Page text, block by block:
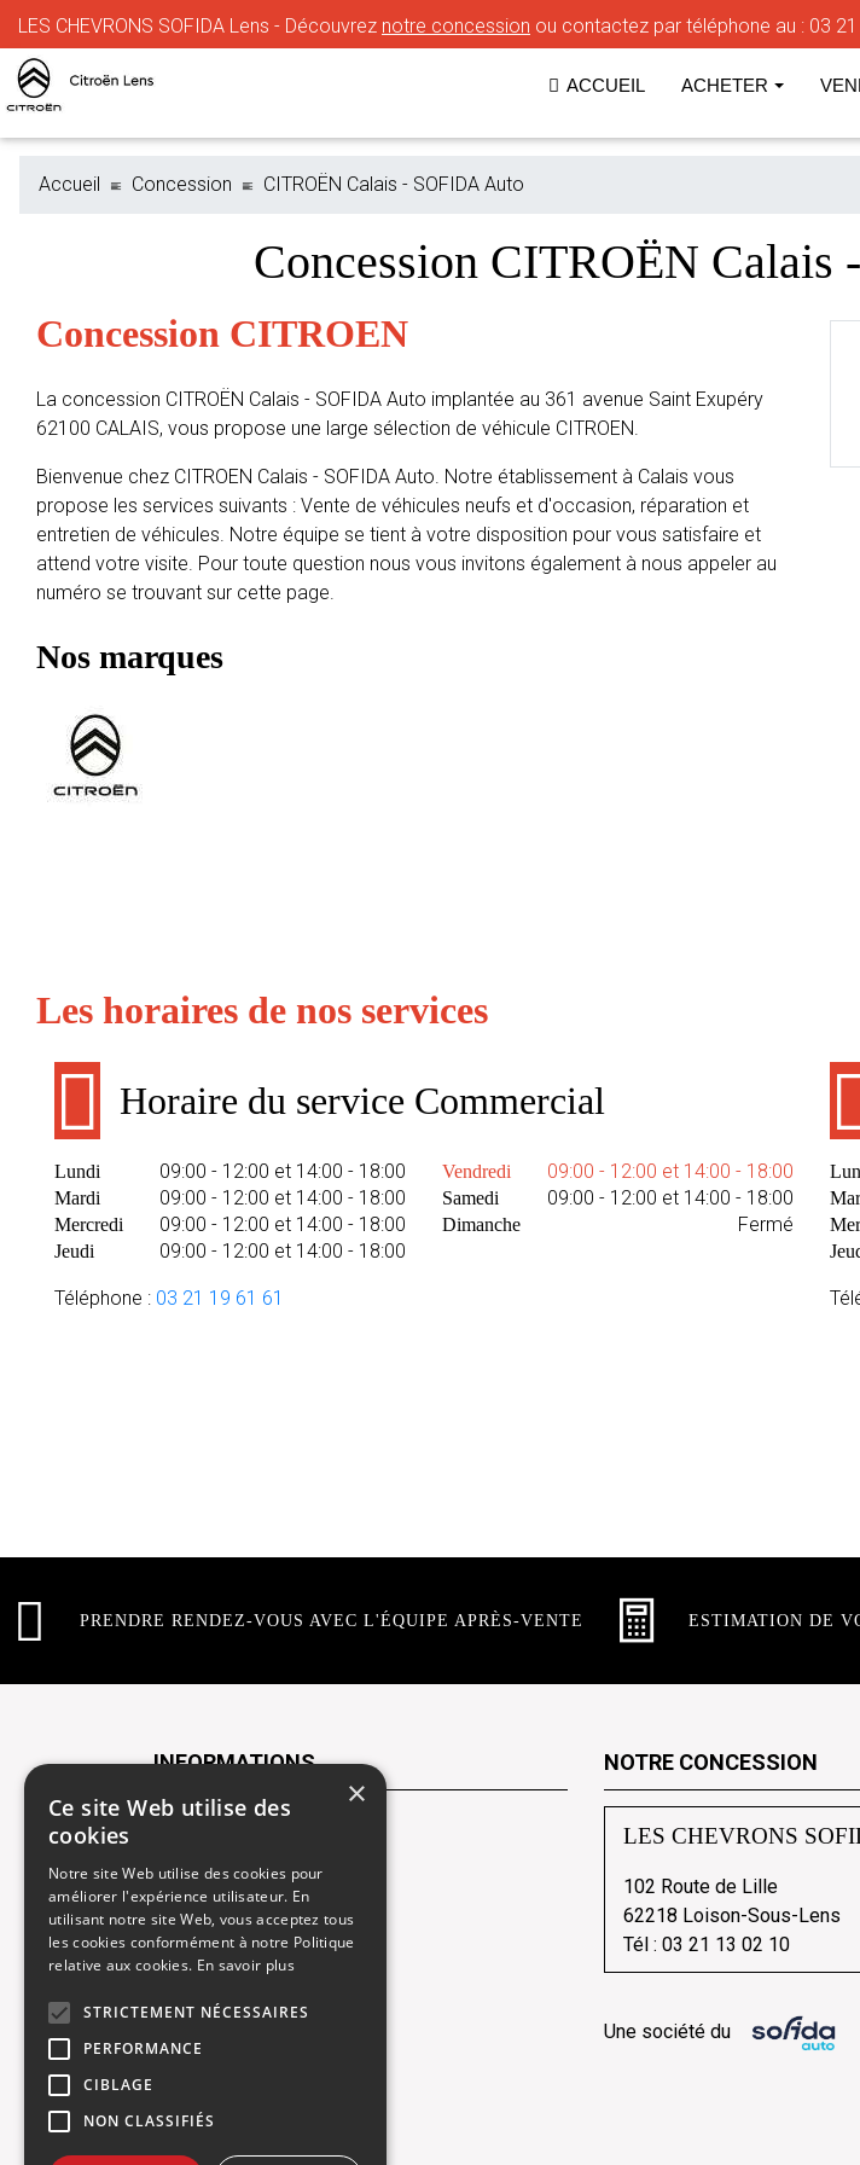
LES CHEVRONS SOFIDA Lens - Découvrez notre concession ou contactez par téléphone au : 03
ACCUEIL ACHETER
Accueil Concession CITROËN Calais - SOFIDA Auto
Concession CITROËN
Concession CITROEN
La concession CITROËN Calais - SOFIDA Auto implantée au 361 avenue Saint Exupéry
62100 CALAIS, vous propose une large sélection de véhicule CITROEN.
Bienvenue chez CITROEN Calais - SOFIDA Auto. Notre établissement à Calais vous
propose les services suivants : Vente de véhicules neufs et d'occasion, réparation et
entretien de véhicules. Notre équipe se tient à votre disposition pour vous satisfaire et
attend votre visite. Pour toute question nous vous invitons également à nous appeler au
numéro se trouvant sur cette page.
Nos marques
Les horaires de nos services
Horaire du service Commercial
Lundi 09:00 - 12:00 et 14:00 - 18:00
Mardi 09:00 - 12:00 et 14:00 - 18:00
Mercredi 09:00 - 12:00 et 14:00 - 18:00
Jeudi 09:00 - 12:00 et 14:00 - 18:00
Vendredi 09:00 - 12:00 et 14:00 - 18:00
Samedi 09:00 - 12:00 et 14:00 - 18:00
Dimanche Fermé
Téléphone : 03 21 19 61 61
PRENDRE RENDEZ-VOUS AVEC L'ÉQUIPE APRÈS-VENTE ESTIMATION DE
INFORMATIONS
Recrutement
Rendez-vous atelier
Mentions légales
NOTRE CONCESSION
LES CHEVRONS
102 Route de Lille
62218 Loison-Sous-Lens
Tél :03 21 13 02 10
Une société du
×
Ce site Web utilise des
cookies
Notre site Web utilise des cookies pour
améliorer l'expérience utilisateur. En
utilisant notre site Web, vous acceptez tous
les cookies conformément à notre Politique
relative aux cookies. En savoir plus
STRICTEMENT NÉCESSAIRES
PERFORMANCE
CIBLAGE
NON CLASSIFIÉS